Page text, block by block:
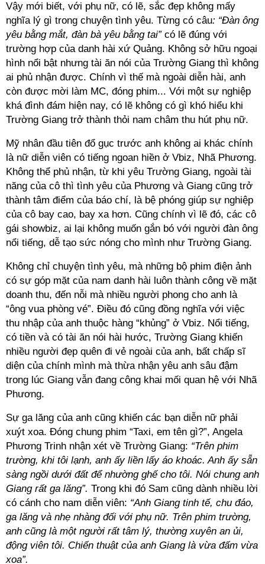
Vậy mới biết, với phụ nữ, có lẽ, sắc đẹp không mấy
nghĩa lý gì trong chuyện tình yêu. Từng có câu: “Đàn ông
yêu bằng mắt, đàn bà yêu bằng tai” có lẽ đúng với
trường hợp của danh hài xứ Quảng. Không sở hữu ngoại
hình nổi bật nhưng tài ăn nói của Trường Giang thì không
ai phủ nhận được. Chính vì thế mà ngoài diễn hài, anh
còn được mời làm MC, đóng phim... Với một sự nghiệp
khá đình đám hiện nay, có lẽ không có gì khó hiểu khi
Trường Giang trở thành thỏi nam châm thu hút phụ nữ.
Mỹ nhân đầu tiên đổ gục trước anh không ai khác chính
là nữ diễn viên có tiếng ngoan hiền ở Vbiz, Nhã Phương.
Không thể phủ nhận, từ khi yêu Trường Giang, ngoài tài
năng của cô thì tình yêu của Phương và Giang cũng trở
thành tâm điểm của báo chí, là bệ phóng giúp sự nghiệp
của cô bay cao, bay xa hơn. Cũng chính vì lẽ đó, các cô
gái showbiz, ai lại không muốn gắn bó với người đàn ông
nổi tiếng, dễ tạo sức nóng cho mình như Trường Giang.
Không chỉ chuyện tình yêu, mà những bộ phim điện ảnh
có sự góp mặt của nam danh hài luôn thành công về mặt
doanh thu, đến nỗi mà nhiều người phong cho anh là
“ông vua phòng vé”. Điều đó cũng đồng nghĩa với việc
thu nhập của anh thuộc hàng “khủng” ở Vbiz. Nổi tiếng,
có tiền và có tài ăn nói hài hước, Trường Giang khiến
nhiều người đẹp quên đi vẻ ngoài của anh, bất chấp sĩ
diện của chính mình mà thừa nhận yêu anh sâu đậm
trong lúc Giang vẫn đang công khai mối quan hệ với Nhã
Phương.
Sự ga lăng của anh cũng khiến các bạn diễn nữ phải
xuýt xoa. Đóng chung phim “Taxi, em tên gì?”, Angela
Phương Trinh nhận xét về Trường Giang: “Trên phim
trường, khi tôi lạnh, anh ấy liền lấy áo khoác. Anh ấy sẵn
sàng ngồi dưới đất để nhường ghế cho tôi. Nói chung anh
Giang rất ga lăng”. Trong khi đó Sam cũng dành nhiều lời
có cánh cho nam diễn viên: “Anh Giang tinh tế, chu đáo,
ga lăng và nhẹ nhàng đối với phụ nữ. Trên phim trường,
anh cũng là một người rất tâm lý, thường xuyên an ủi,
động viên tôi. Chiến thuật của anh Giang là vừa đấm vừa
xoa”.